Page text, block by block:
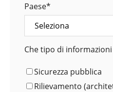
Paese*
Che tipo di
Sicurezza pubblica
Rilievamento